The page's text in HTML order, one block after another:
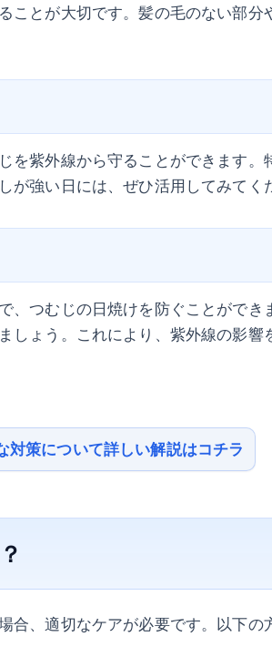
ことが大切です。髪の毛のない部分
を紫外線から守ることができます。
強い日には、ぜひ活用してみてく
、つむじの日焼けを防ぐことができ
しょう。これにより、紫外線の影響
策について詳しい解説はコチラ
合、適切なケアが必要です。以下の